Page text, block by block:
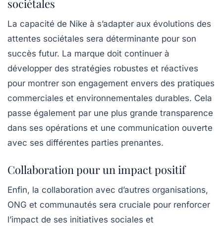
sociétales
La capacité de Nike à s’adapter aux évolutions des
attentes sociétales sera déterminante pour son
succès futur. La marque doit continuer à
développer des stratégies robustes et réactives
pour montrer son engagement envers des pratiques
commerciales et environnementales durables. Cela
passe également par une plus grande transparence
dans ses opérations et une communication ouverte
avec ses différentes parties prenantes.
Collaboration pour un impact positif
Enfin, la collaboration avec d’autres organisations,
ONG et communautés sera cruciale pour renforcer
l’impact de ses initiatives sociales et